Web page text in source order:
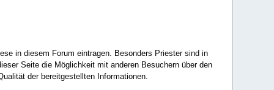
in diesem Forum eintragen. Besonders Priester sind in
Seite die Möglichkeit mit anderen Besuchern über den
der bereitgestellten Informationen.